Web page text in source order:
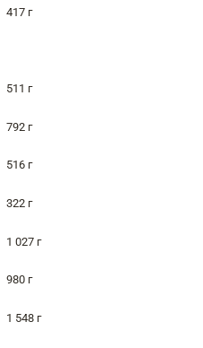
417 г
511 г
792 г
516 г
322 г
1 027 г
980 г
1 548 г